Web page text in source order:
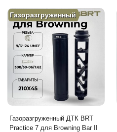
Газоразгруженный
Газоразгруженный ДТК BRT
Practice 7 для Browning Bar II